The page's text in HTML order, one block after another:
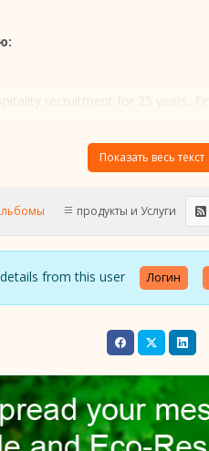
Показать весь текст
продукты и Услуги
from this user Логин